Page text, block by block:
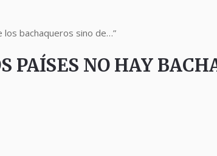
los bachaqueros sino de…”
PAÍSES NO HAY